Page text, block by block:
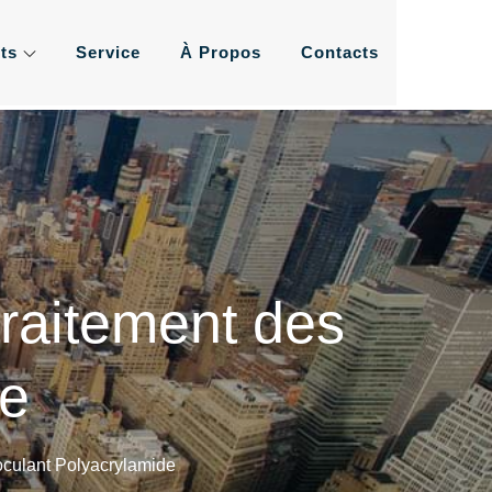
Service À Propos Contacts
des
Polyacrylamide